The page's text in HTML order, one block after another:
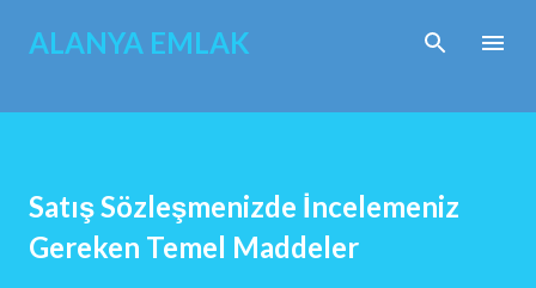
Ana içeriğe atla
ALANYA EMLAK
Satış Sözleşmenizde İncelemeniz
Gereken Temel Maddeler